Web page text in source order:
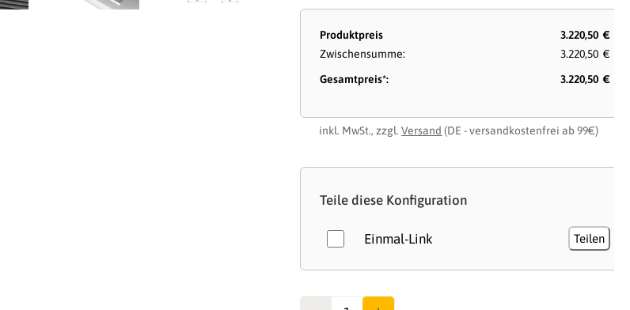
Produktpreis
3.220,50 €
Zwischensumme:
3.220,50 €
Gesamtpreis*:
3.220,50 €
inkl. MwSt., zzgl.Versand (DE - versandkostenfrei ab 99€)
Teile diese Konfiguration
Einmal-Link Teilen